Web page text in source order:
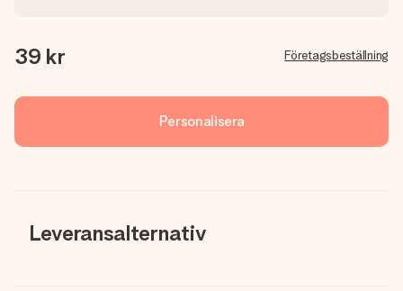
39 kr Företagsbeställning
Personalisera
Leveransalternativ